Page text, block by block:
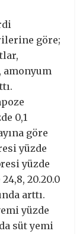
göre;
amonyum
0,1
göre
yüzde
yüzde
20.20.0
arttı.
yüzde
süt yemi